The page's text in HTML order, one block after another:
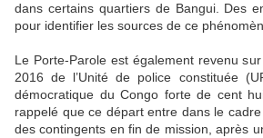
dans certains quartiers de Bangui. Des
pour identifier les sources de ce
Le Porte-Parole est également revenu
2016 de l’Unité de police constituée
démocratique du Congo forte de cent
rappelé que ce départ entre dans le
des contingents en fin de mission, après